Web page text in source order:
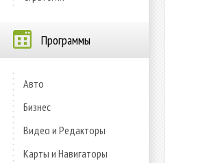
Программы
Авто
Бизнес
Видео и Редакторы
Карты и Навигаторы